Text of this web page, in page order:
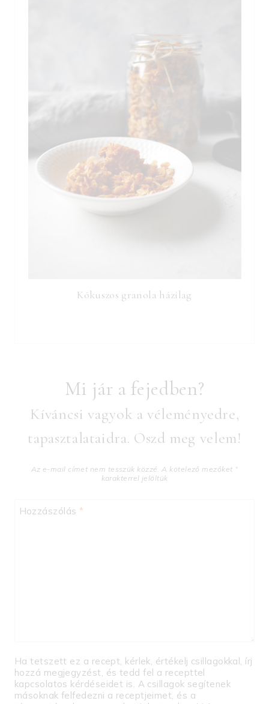
Kókuszos granola házilag
Mi jár a fejedben?
Kíváncsi vagyok a véleményedre,
tapasztalataidra. Oszd meg velem!
Az e-mail címet nem tesszük közzé. A kötelező mezőket *
karakterrel jelöltük
Hozzászólás *
Ha tetszett ez a recept, kérlek, értékelj csillagokkal, írj
hozzá megjegyzést, és tedd fel a recepttel
kapcsolatos kérdéseidet is. A csillagok segítenek
másoknak felfedezni a receptjeimet, és a